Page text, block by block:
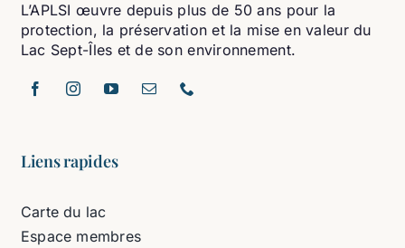
L’APLSI œuvre depuis plus de 50 ans pour la
protection, la préservation et la mise en valeur du
Lac Sept-Îles et de son environnement.
Liens rapides
Carte du lac
Espace membres